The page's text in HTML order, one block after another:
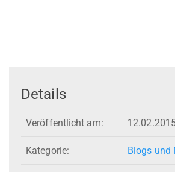
Details
Veröffentlicht am:
Kategorie: Blogs und